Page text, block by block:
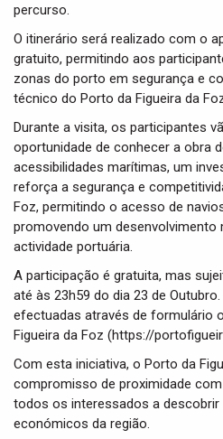
percurso.
O itinerário será realizado com o
gratuito, permitindo aos
zonas do porto em segurança e
técnico do Porto da Figueira da
Durante a visita, os participantes
oportunidade de conhecer a obra
acessibilidades marítimas, um
reforça a segurança e
Foz, permitindo o acesso de
promovendo um desenvolvimento
actividade portuária.
A participação é gratuita, mas
até às 23h59 do dia 23 de
efectuadas através de formulário
Figueira da Foz (https://
Com esta iniciativa, o Porto da
compromisso de proximidade
todos os interessados a
económicos da região.